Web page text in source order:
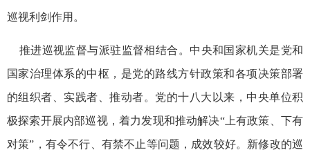
巡视利剑作用。
推进巡视监督与派驻监督相结合。中央和国家机关是党和
国家治理体系的中枢，是党的路线方针政策和各项决策部署
的组织者、实践者、推动者。党的十八大以来，中央单位积
极探索开展内部巡视，着力发现和推动解决“上有政策、下有
对策”，有令不行、有禁不止等问题，成效较好。新修改的巡